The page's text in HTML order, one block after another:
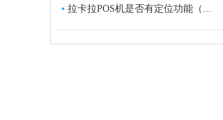
▪ 拉卡拉POS机是否有定位功能（...